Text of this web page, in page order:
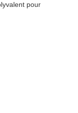
pour